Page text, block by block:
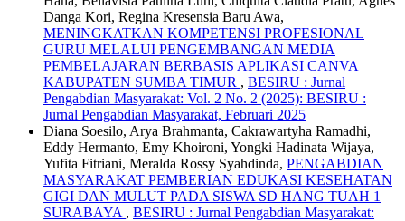
Danga Kori, Regina Kresensia Baru Awa,
MENINGKATKAN KOMPETENSI PROFESIONAL
GURU MELALUI PENGEMBANGAN MEDIA
PEMBELAJARAN BERBASIS APLIKASI CANVA
KABUPATEN SUMBA TIMUR , BESIRU : Jurnal
Pengabdian Masyarakat: Vol. 2 No. 2 (2025): BESIRU :
Jurnal Pengabdian Masyarakat, Februari 2025
Diana Soesilo, Arya Brahmanta, Cakrawartyha Ramadhi,
Eddy Hermanto, Emy Khoironi, Yongki Hadinata Wijaya,
Yufita Fitriani, Meralda Rossy Syahdinda, PENGABDIAN
MASYARAKAT PEMBERIAN EDUKASI KESEHATAN
GIGI DAN MULUT PADA SISWA SD HANG TUAH 1
SURABAYA , BESIRU : Jurnal Pengabdian Masyarakat: